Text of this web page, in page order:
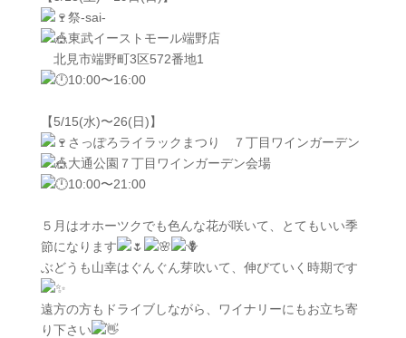
祭-sai-
東武イーストモール端野店
北見市端野町3区572番地1
10:00〜16:00
【5/15(水)〜26(日)】
さっぽろライラックまつり ７丁目ワインガーデン
大通公園７丁目ワインガーデン会場
10:00〜21:00
５月はオホーツクでも色んな花が咲いて、とてもいい季
節になります
ぶどうも山幸はぐんぐん芽吹いて、伸びていく時期です
遠方の方もドライブしながら、ワイナリーにもお立ち寄
り下さい